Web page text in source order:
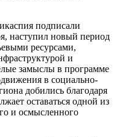
подписали
наступил новый период
ресурсами,
и
замыслы в программе
в социально-
добились благодаря
оставаться одной из
и осмысленного